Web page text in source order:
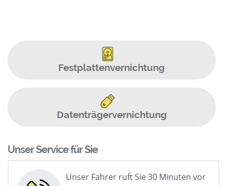
Festplattenvernichtung
Datenträgervernichtung
Unser Service für Sie
Unser Fahrer ruft Sie 30 Minuten vor